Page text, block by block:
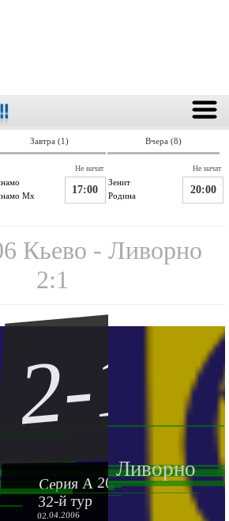
Завтра (1) Вчера (8)
Мх
Зенит
17:00 Родина
Не начат
20:00
Не начат
Кьево - Ливорно
2:1
Ливорно
2-1
Серия А 2005-2006
32-й тур
02.04.2006